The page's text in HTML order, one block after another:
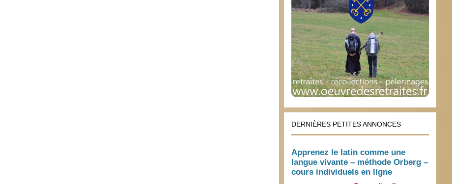
DERNIÈRES PETITES ANNONCES
Apprenez le latin comme une
langue vivante – méthode Orberg –
cours individuels en ligne